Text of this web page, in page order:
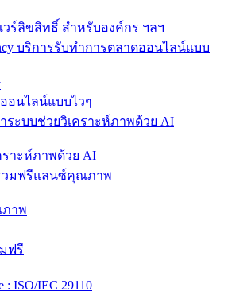
ร์ลิขสิทธิ์ สำหรับองค์กร ฯลฯ
อนไลน์แบบไวๆ
าะห์ภาพด้วย AI
าพ